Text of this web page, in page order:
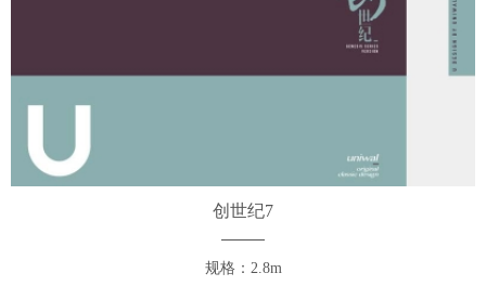
创世纪7
规格：2.8m